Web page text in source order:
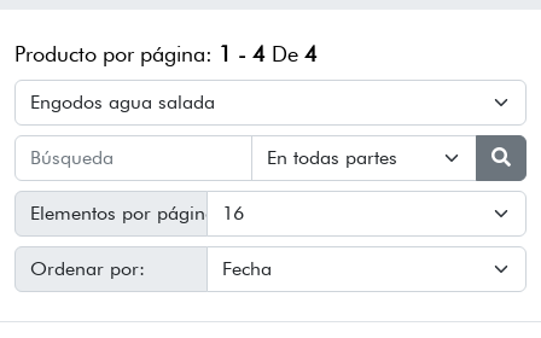
Producto por página: 1 - 4 De 4
Elementos por página:
Ordenar por: